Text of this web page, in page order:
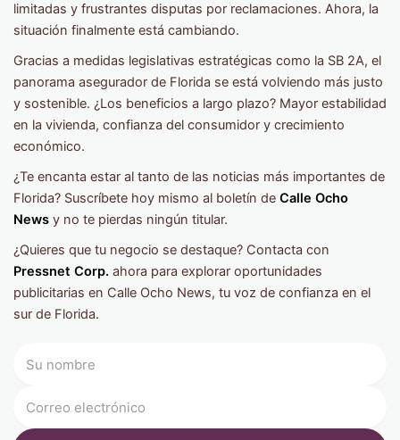
limitadas y frustrantes disputas por reclamaciones. Ahora, la
situación finalmente está cambiando.
Gracias a medidas legislativas estratégicas como la SB 2A, el
panorama asegurador de Florida se está volviendo más justo
y sostenible. ¿Los beneficios a largo plazo? Mayor estabilidad
en la vivienda, confianza del consumidor y crecimiento
económico.
¿Te encanta estar al tanto de las noticias más importantes de
Florida? Suscríbete hoy mismo al boletín de Calle Ocho
News y no te pierdas ningún titular.
¿Quieres que tu negocio se destaque? Contacta con
Pressnet Corp. ahora para explorar oportunidades
publicitarias en Calle Ocho News, tu voz de confianza en el
sur de Florida.